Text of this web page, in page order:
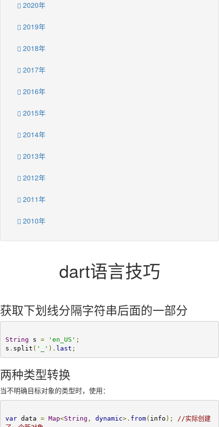
2020年
2019年
2018年
2017年
2016年
2015年
2014年
2013年
2012年
2011年
2010年
dart语言技巧
获取下划线分隔字符串后面的一部分
String s = 'en_US' ;
s . split ( '_' ). last ;
两种类型转换
当不明确目标对象的类型时，使用：
var data = Map<String , dynamic>. from( info );
//实际创建